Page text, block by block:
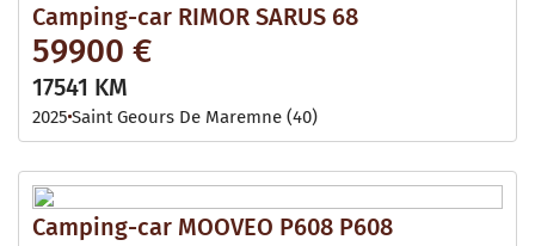
Camping-car RIMOR SARUS 68
59900 €
17541 KM
2025 Saint Geours De Maremne (40)
Camping-car MOOVEO P608 P608